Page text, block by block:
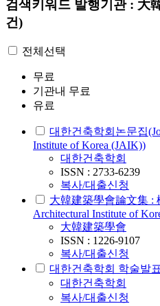
검색키워드 발행기관 : 大
건)
전체선택
무료
기관내 무료
유료
대한건축학회논문집
Institute of Korea (JAIK))
대한건축학회
ISSN : 2733-6239
복사/대출신청
大韓建築學會論文集 :
Architectural Institute of
大韓建築學會
ISSN : 1226-9107
복사/대출신청
대한건축학회 학술발
대한건축학회
복사/대출신청